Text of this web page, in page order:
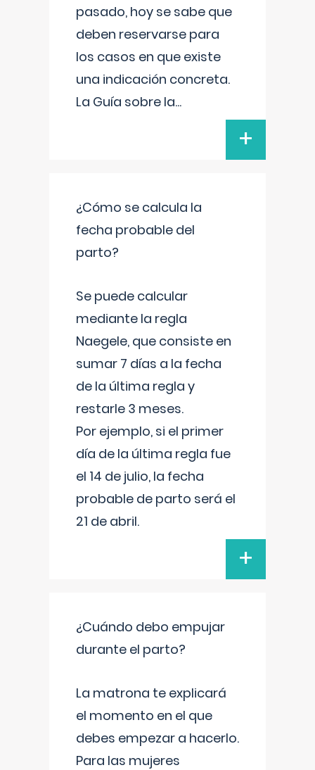
pasado, hoy se sabe que
deben reservarse para
los casos en que existe
una indicación concreta.
La Guía sobre la...
+
¿Cómo se calcula la
fecha probable del
parto?
Se puede calcular
mediante la regla
Naegele, que consiste en
sumar 7 días a la fecha
de la última regla y
restarle 3 meses.
Por ejemplo, si el primer
día de la última regla fue
el 14 de julio, la fecha
probable de parto será el
21 de abril.
+
¿Cuándo debo empujar
durante el parto?
La matrona te explicará
el momento en el que
debes empezar a hacerlo.
Para las mujeres